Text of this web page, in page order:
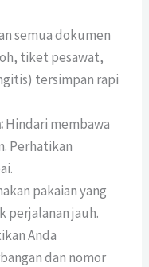
semua dokumen
tiket pesawat,
tersimpan rapi
Hindari membawa
Perhatikan
pakaian yang
perjalanan jauh.
Anda
dan nomor